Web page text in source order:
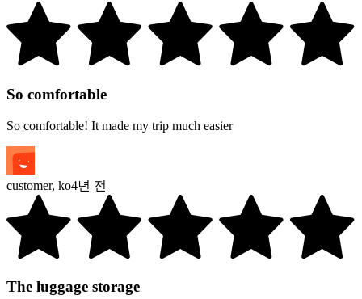
So comfortable
So comfortable! It made my trip much easier
customer, ko4년 전
The luggage storage